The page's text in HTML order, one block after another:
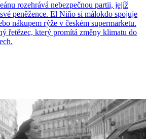
rozehrává nebezpečnou partii, jejíž
peněžence. El Niño si málokdo spojuje
nákupem rýže v českém supermarketu.
řetězec, který promítá změny klimatu do